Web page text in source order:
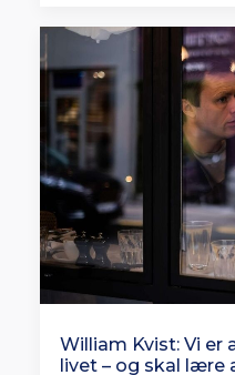
William Kvist: Vi er
livet – og skal lære